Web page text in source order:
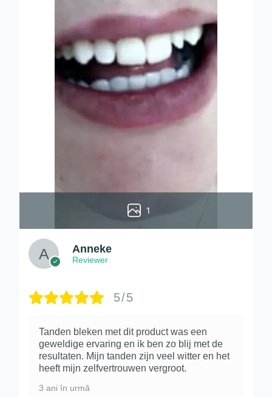
1
Anneke
Reviewer
5/5
Tanden bleken met dit product was een
geweldige ervaring en ik ben zo blij met de
resultaten. Mijn tanden zijn veel witter en het
heeft mijn zelfvertrouwen vergroot.
3 ani în urmă